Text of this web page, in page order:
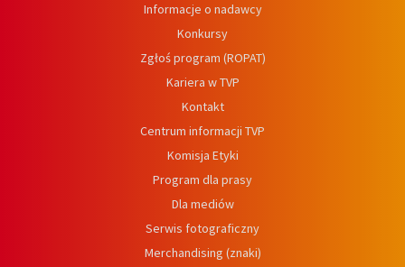
Informacje o nadawcy
Konkursy
Zgłoś program (ROPAT)
Kariera w TVP
Kontakt
Centrum informacji TVP
Komisja Etyki
Program dla prasy
Dla mediów
Serwis fotograficzny
Merchandising (znaki)